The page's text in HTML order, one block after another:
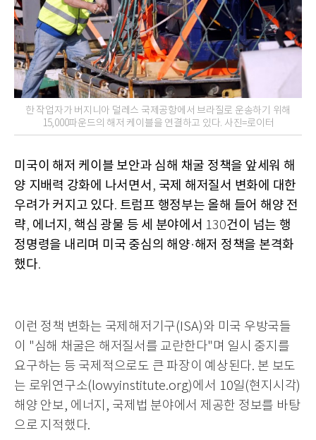
한 작업자가 버지니아 덜레스 국제공항에서 브라질로 운송하기 위해
15,000파운드의 해저 케이블을 연결하고 있다. 사진=로이터
미국이 해저 케이블 보안과 심해 채굴 정책을 앞세워 해
양 지배력 강화에 나서면서 , 국제 해저질서 변화에 대한
우려가 커지고 있다. 트럼프 행정부는 올해 들어 해양 전
략, 에너지 , 핵심 광물 등 세 분야에서 130건이 넘는 행
정명령을 내리며 미국 중심의 해양·해저 정책을 본격화
했다.
이런 정책 변화는 국제해저기구(ISA)와 미국 우방국들
이 "심해 채굴은 해저질서를 교란한다" 며 일시 중지를
요구하는 등 국제적으로도 큰 파장이 예상된다. 본 보도
는 로위연구소(lowyinstitute.org)에서 10일 (현지시각)
해양 안보, 에너지 , 국제법 분야에서 제공한 정보를 바탕
으로 지적했다.